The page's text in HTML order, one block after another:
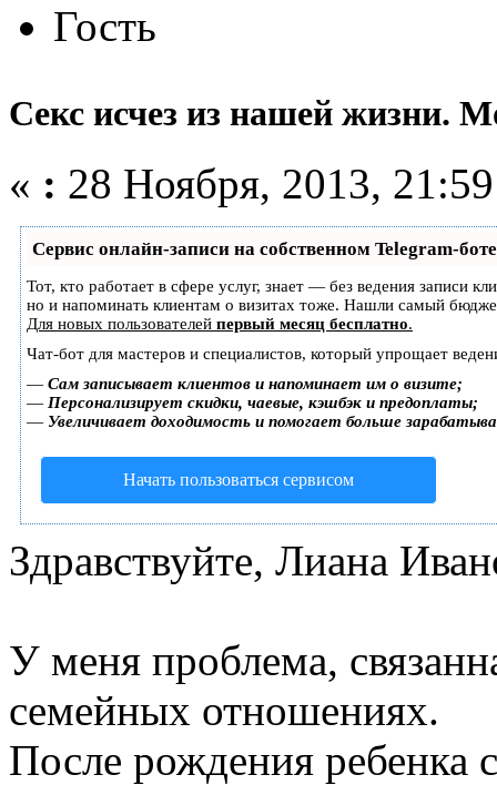
Гость
Секс исчез из нашей жизни.
« : 28 Ноября, 2013,
Сервис онлайн-записи на собственном Telegram-боте
Тот, кто работает в сфере услуг, знает — без ведения записи
но и напоминать клиентам о визитах тоже. Нашли самый
Для новых пользователей первый месяц бесплатно.
Чат-бот для мастеров и специалистов, который упрощает
— Сам записывает клиентов и напоминает им о визите;
— Персонализирует скидки, чаевые, кэшбэк и предоплаты;
— Увеличивает доходимость и помогает больше
Начать пользоваться сервисом
Здравствуйте, Лиана
У меня проблема,
семейных отношениях.
После рождения ребенка